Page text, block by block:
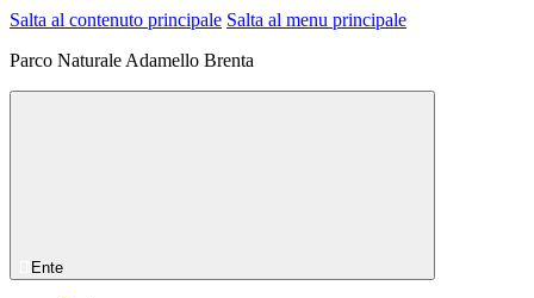
Salta al contenuto principale Salta al menu principale
Parco Naturale Adamello Brenta
Ente